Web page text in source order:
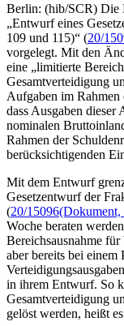
Berlin: (hib/SCR) Die
„Entwurf eines
109 und 115)“ (20/
vorgelegt. Mit den
eine „limitierte
Gesamtverteidigung
Aufgaben im Rahmen
dass Ausgaben dieser
nominalen
Rahmen der
berücksichtigenden
Mit dem Entwurf
Gesetzentwurf der
(20/15096(Dokument,
Woche beraten
Bereichsausnahme
aber bereits bei
in ihrem Entwurf. So
Gesamtverteidigung
gelöst werden, heißt